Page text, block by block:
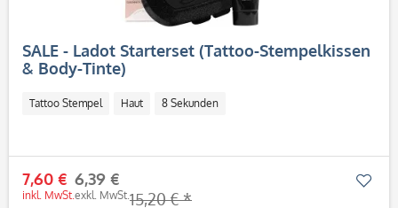
SALE - Ladot Starterset (Tattoo-Stempelkissen
& Body-Tinte)
Tattoo Stempel Haut 8 Sekunden
7,60 €
inkl. MwSt.
6,39 €
exkl. MwSt.15,20 € *